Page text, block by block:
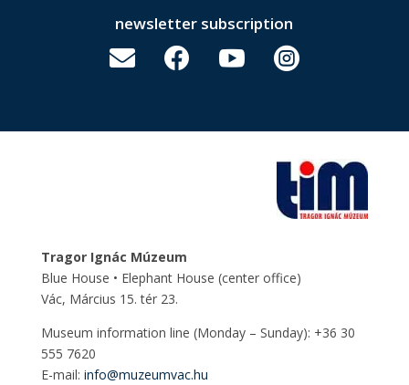
newsletter subscription
   
Tragor Ignác Múzeum
Blue House • Elephant House (center office)
Vác, Március 15. tér 23.
Museum information line (Monday – Sunday): +36 30
555 7620
E-mail: info@muzeumvac.hu